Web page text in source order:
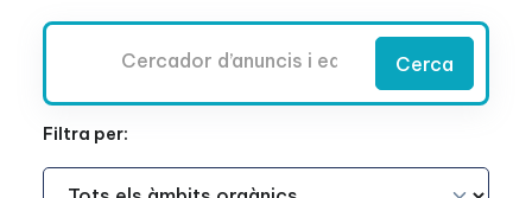
Cerca
Filtra per:
Àmbit Funcional